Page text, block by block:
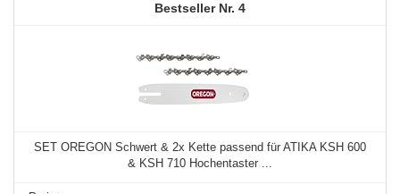
4
SET OREGON Schwert & 2x Kette passend für ATIKA KSH 600
& KSH 710 Hochentaster ...